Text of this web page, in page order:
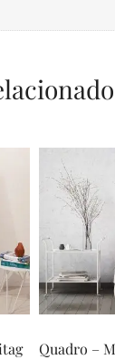
Quadro –